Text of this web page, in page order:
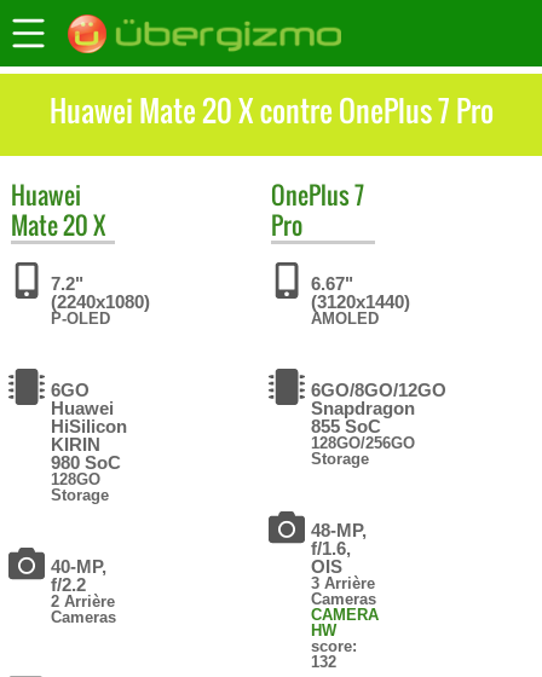
Huawei Mate 20 X contre OnePlus 7 Pro
Huawei
Mate 20 X
7.2"
(2240x1080)
P-OLED
6GO
Huawei
HiSilicon
KIRIN
980 SoC
128GO
Storage
40-MP,
f/2.2
2 Arrière
Cameras
OnePlus7
Pro
6.67"
(3120x1440)
AMOLED
6GO/8GO/12GO
Snapdragon
855 SoC
128GO/256GO
Storage
48-MP,
f/1.6,
OIS
3 Arrière
Cameras
CAMERA
HW
score:
132